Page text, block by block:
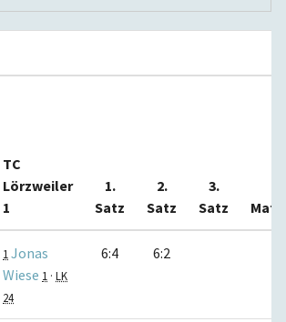
TC
Lörzweiler
1
1.
Satz
2.
Satz
3.
Satz
1 Jonas
Wiese 1 · LK
24
6:4 6:2